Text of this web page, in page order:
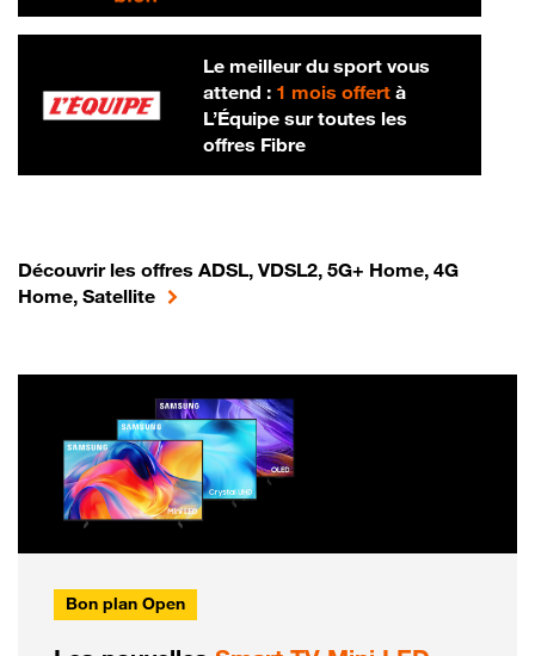
Le meilleur du sport vous
attend : 1 mois offertà
L’Équipe sur toutes les
offres Fibre
Découvrir les offres ADSL, VDSL2, 5G+ Home, 4G
Home, Satellite
Bon plan Open